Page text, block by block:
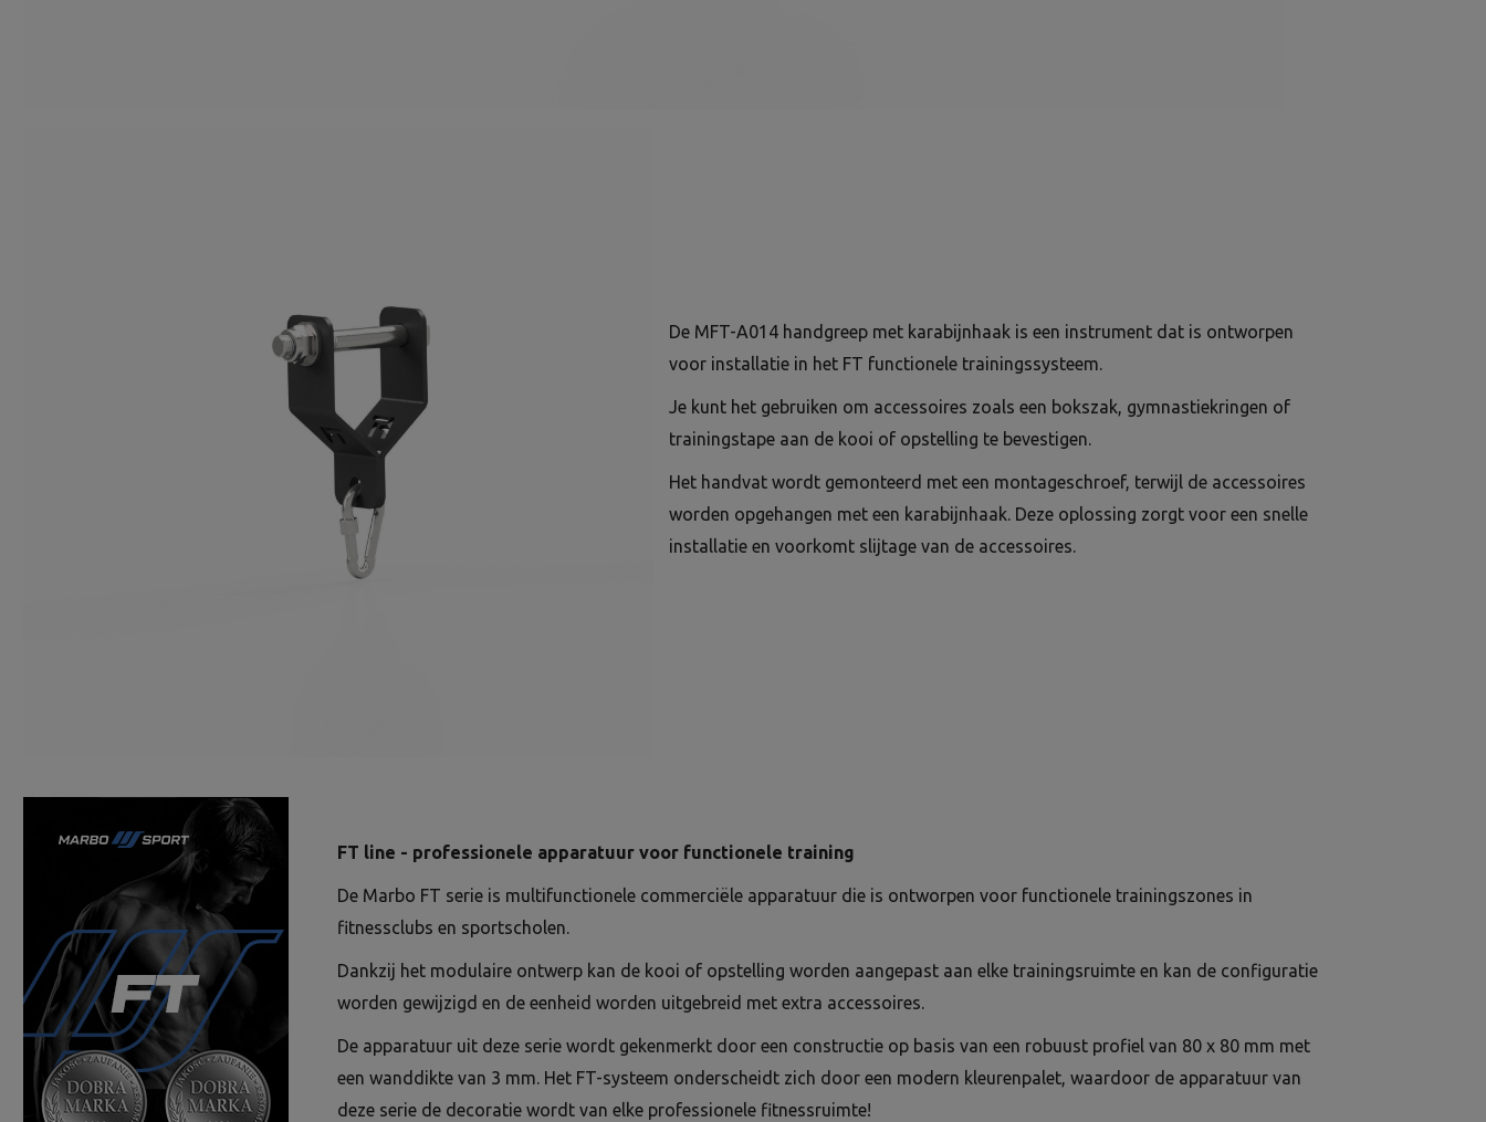
De MFT-A014 handgreep met karabijnhaak is een instrument dat is ontworpen
voor installatie in het FT functionele trainingssysteem.
Je kunt het gebruiken om accessoires zoals een bokszak, gymnastiekringen of
trainingstape aan de kooi of opstelling te bevestigen.
Het handvat wordt gemonteerd met een montageschroef, terwijl de accessoires
worden opgehangen met een karabijnhaak. Deze oplossing zorgt voor een snelle
installatie en voorkomt slijtage van de accessoires.
FT line - professionele apparatuur voor functionele training
De Marbo FT serie is multifunctionele commerciële apparatuur die is ontworpen voor functionele trainingszones in
fitnessclubs en sportscholen.
Dankzij het modulaire ontwerp kan de kooi of opstelling worden aangepast aan elke trainingsruimte en kan de configuratie
worden gewijzigd en de eenheid worden uitgebreid met extra accessoires.
De apparatuur uit deze serie wordt gekenmerkt door een constructie op basis van een robuust profiel van 80 x 80 mm met
een wanddikte van 3 mm. Het FT-systeem onderscheidt zich door een modern kleurenpalet, waardoor de apparatuur van
deze serie de decoratie wordt van elke professionele fitnessruimte!